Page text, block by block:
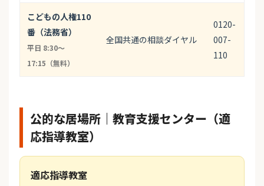
こどもの人権110
番（法務省）
平日 8:30〜
17:15（無料）
全国共通の相談ダイヤル
0120-
007-
110
公的な居場所｜教育支援センター（適
応指導教室）
適応指導教室